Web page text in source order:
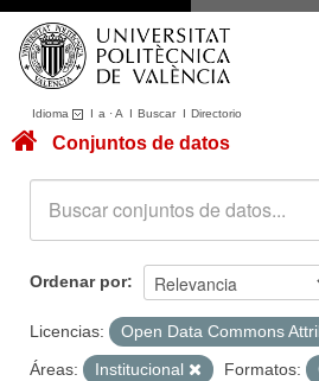
Idioma I a ·A I BuscarI Directorio
Conjuntos de datos
Acerca de
Portal de Transparencia
Conjuntos de datos
Ordenar por
Licencias:
Open Data Commons
Áreas:
Institucional Formatos: